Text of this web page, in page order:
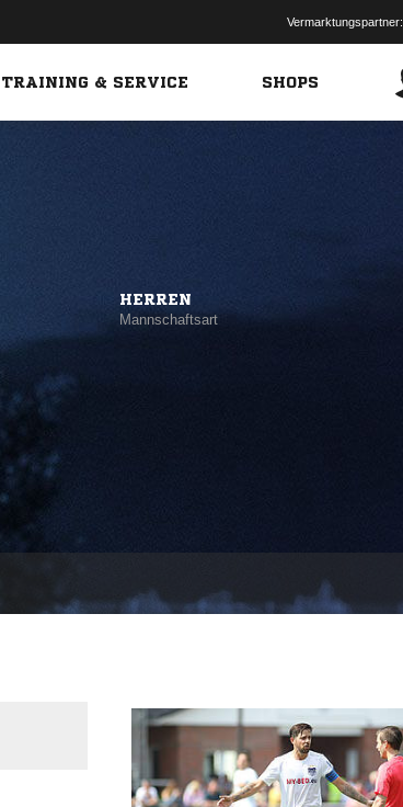
Vermarktungspartner:
TRAINING & SERVICE SHOPS
HERREN
Mannschaftsart